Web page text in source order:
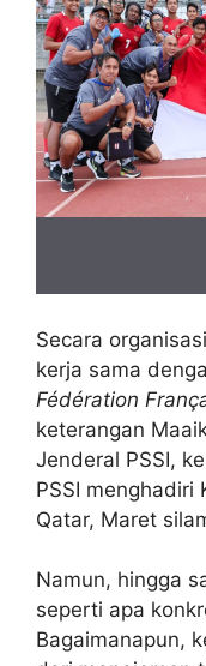
Secara
kerja sama
Fédération
keterangan
Jenderal PSSI,
PSSI menghadiri
Qatar, Maret
Namun, hingga
seperti apa
Bagaimanapun,